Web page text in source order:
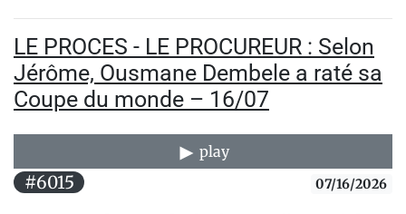
LE PROCES - LE PROCUREUR : Selon
Jérôme, Ousmane Dembele a raté sa
Coupe du monde – 16/07
play
#6015 07/16/2026